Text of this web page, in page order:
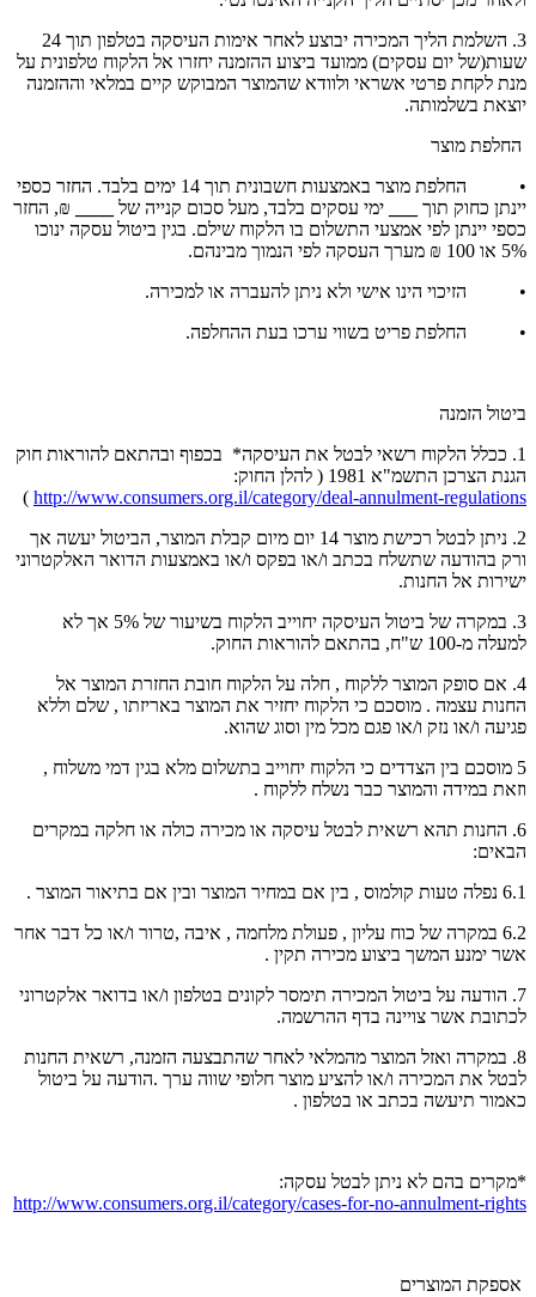
3. השלמת הליך המכירה יבוצע לאחר אימות העיסקה בטלפון תוך 24
שעות(של יום עסקים) ממועד ביצוע ההזמנה יחזרו אל הלקוח טלפונית על
מנת לקחת פרטי אשראי ולוודא שהמוצר המבוקש קיים במלאי וההזמנה
יוצאת בשלמותה.
החלפת מוצר
• החלפת מוצר באמצעות חשבונית תוך 14 ימים בלבד. החזר כספי
יינתן כחוק תוך
ימי עסקים בלבד, מעל סכום קנייה של
₪, החזר
כספי יינתן לפי אמצעי התשלום בו הלקוח שילם. בגין ביטול עסקה ינוכו
5% או 100 ₪ מערך העסקה לפי הנמוך מבינהם.
• הזיכוי הינו אישי ולא ניתן להעברה או למכירה.
• החלפת פריט בשווי ערכו בעת ההחלפה.
ביטול הזמנה
1. ככלל הלקוח רשאי לבטל את העיסקה* בכפוף ובהתאם להוראות חוק
הגנת הצרכן התשמ"א 1981 ( להלן החוק:
http://www.consumers.org.il/category/deal-annulment-regulations
)
2. ניתן לבטל רכישת מוצר 14 יום מיום קבלת המוצר, הביטול יעשה אך
ורק בהודעה שתשלח בכתב ו/או בפקס ו/או באמצעות הדואר האלקטרוני
ישירות אל החנות.
3. במקרה של ביטול העיסקה יחוייב הלקוח בשיעור של 5% אך לא
למעלה מ-100 ש"ח, בהתאם להוראות החוק.
4. אם סופק המוצר ללקוח , חלה על הלקוח חובת החזרת המוצר אל
החנות עצמה . מוסכם כי הלקוח יחזיר את המוצר באריזתו , שלם וללא
פגיעה ו/או נזק ו/או פגם מכל מין וסוג שהוא.
5 מוסכם בין הצדדים כי הלקוח יחוייב בתשלום מלא בגין דמי משלוח ,
וזאת במידה והמוצר כבר נשלח ללקוח .
6. החנות תהא רשאית לבטל עיסקה או מכירה כולה או חלקה במקרים
הבאים:
6.1 נפלה טעות קולמוס , בין אם במחיר המוצר ובין אם בתיאור המוצר .
6.2 במקרה של כוח עליון , פעולת מלחמה , איבה ,טרור ו/או כל דבר אחר
אשר ימנע המשך ביצוע מכירה תקין .
7. הודעה על ביטול המכירה תימסר לקונים בטלפון ו/או בדואר אלקטרוני
לכתובת אשר צויינה בדף ההרשמה.
8. במקרה ואזל המוצר מהמלאי לאחר שהתבצעה הזמנה, רשאית החנות
לבטל את המכירה ו/או להציע מוצר חלופי שווה ערך .הודעה על ביטול
כאמור תיעשה בכתב או בטלפון .
*מקרים בהם לא ניתן לבטל עסקה:
http://www.consumers.org.il/category/cases-for-no-annulment-rights
אספקת המוצרים